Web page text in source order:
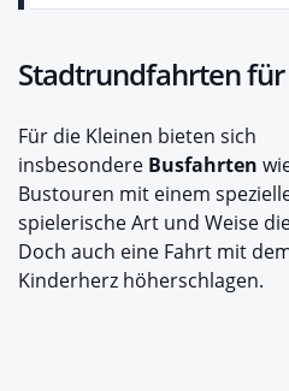
Stadtrundfahrten
Für die Kleinen bieten sich
insbesondere Busfahrten
Bustouren mit einem
spielerische Art und Weise
Doch auch eine Fahrt mit
Kinderherz höherschlagen.